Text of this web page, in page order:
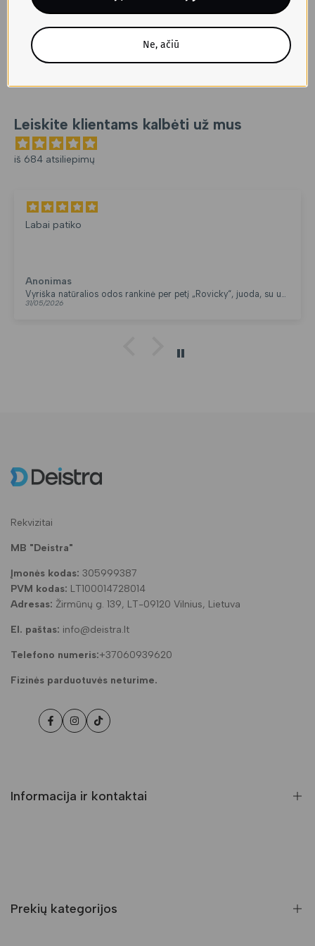
Leiskite klientams kalbėti už mus
iš 684 atsiliepimų
Labai patiko
Anonimas
31/05/2026
Rekvizitai
MB "Deistra"
Įmonės kodas: 305999387
PVM kodas: LT100014728014
Adresas: Žirmūnų g. 139, LT-09120 Vilnius, Lietuva
El. paštas: info@deistra.lt
Telefono numeris:+37060939620
Fizinės parduotuvės neturime.
FacebookInstagramas
Tiktok
Informacija ir kontaktai
Prekių kategorijos
Ne, ačiū